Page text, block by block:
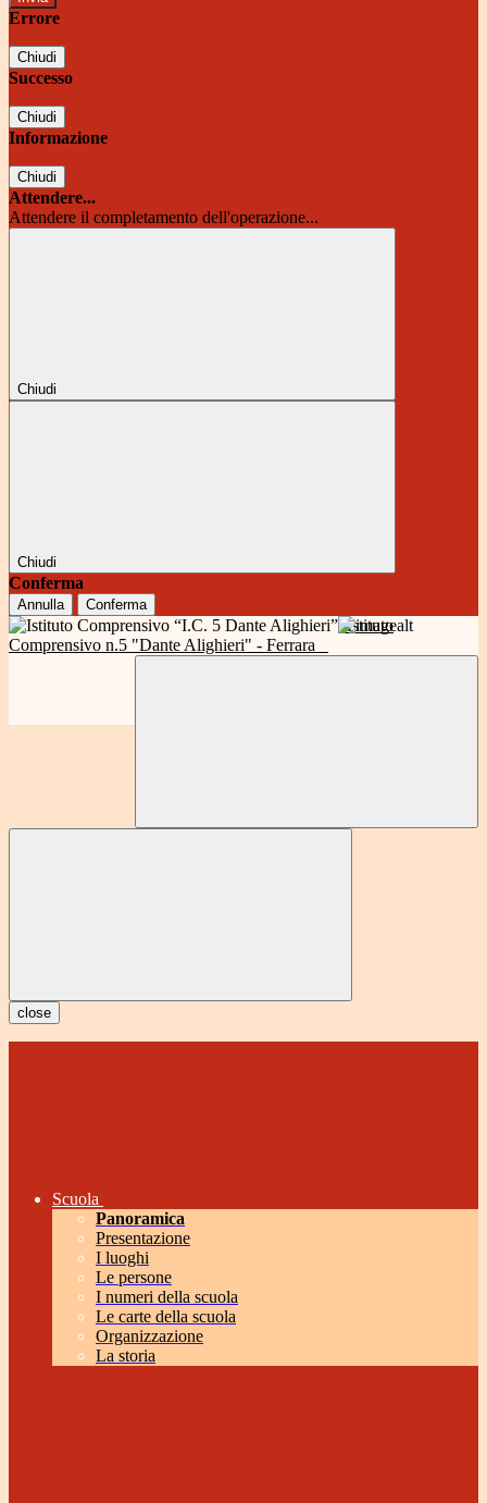
Errore
Chiudi
Successo
Chiudi
Informazione
Chiudi
Attendere...
Attendere il completamento dell'operazione...
Chiudi
Chiudi
Conferma
Annulla Conferma
Istituto
Comprensivo n.5 "Dante Alighieri" - Ferrara
close
Scuola
Panoramica
Presentazione
I luoghi
Le persone
I numeri della scuola
Le carte della scuola
Organizzazione
La storia